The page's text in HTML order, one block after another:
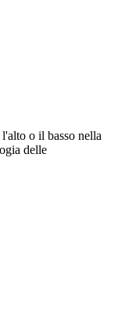
o il basso nella
delle